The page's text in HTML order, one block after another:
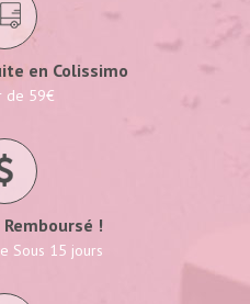
en Colissimo
de 59€
!
Sous 15 jours